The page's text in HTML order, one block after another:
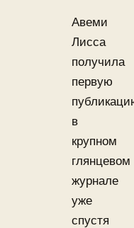
Авеми
Лисса
получила
первую
в
крупном
глянцевом
журнале
уже
спустя